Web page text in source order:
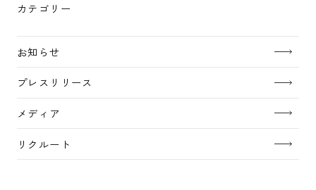
カテゴリー
お知らせ
プレスリリース
メディア
リクルート